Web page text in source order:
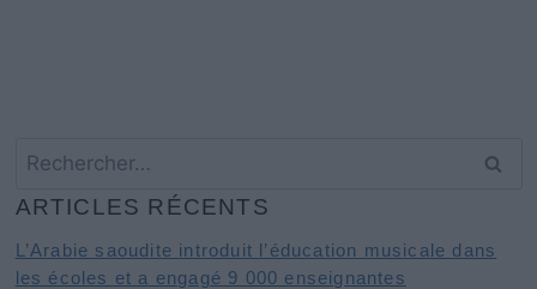
Rechercher :
ARTICLES RÉCENTS
L’Arabie saoudite introduit l’éducation musicale dans
les écoles et a engagé 9 000 enseignantes